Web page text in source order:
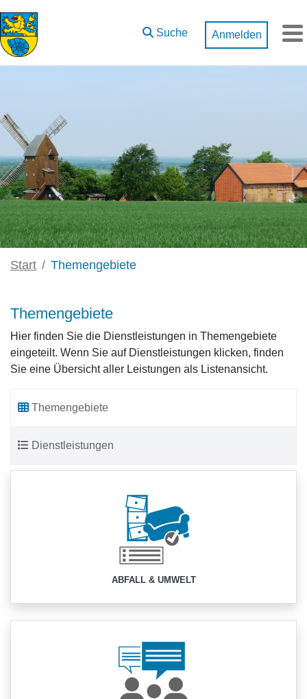
Zum Hauptinhalt springen
Suche
Anmelden
Start Themengebiete
Themengebiete
Hier finden Sie die Dienstleistungen in Themengebiete
eingeteilt. Wenn Sie auf Dienstleistungen klicken, finden
Sie eine Übersicht aller Leistungen als Listenansicht.
Themengebiete
Dienstleistungen
ABFALL & UMWELT